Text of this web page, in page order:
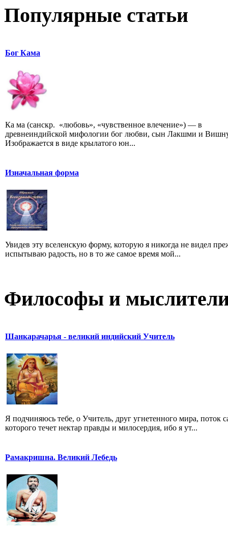
Популярные статьи
Бог Кама
Ка ма (санскр. «любовь», «чувственное влечение») — в
древнеиндийской мифологии бог любви, сын Лакшми и
Изображается в виде крылатого юн...
Изначальная форма
Увидев эту вселенскую форму, которую я никогда не видел
испытываю радость, но в то же самое время мой...
Философы и
Шанкарачарья - великий индийский Учитель
Я подчиняюсь тебе, о Учитель, друг угнетенного мира,
которого течет нектар правды и милосердия, ибо я ут...
Рамакришна. Великий Лебедь